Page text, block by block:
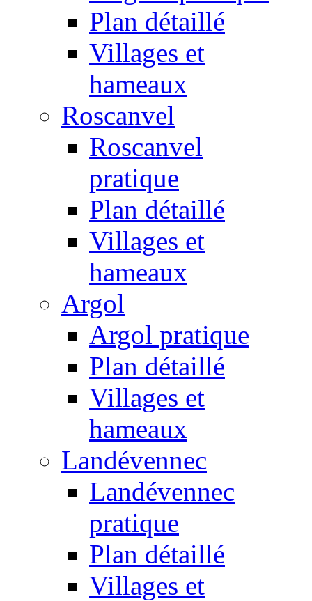
Plan détaillé
Villages et
hameaux
Roscanvel
Roscanvel
pratique
Plan détaillé
Villages et
hameaux
Argol
Argol pratique
Plan détaillé
Villages et
hameaux
Landévennec
Landévennec
pratique
Plan détaillé
Villages et